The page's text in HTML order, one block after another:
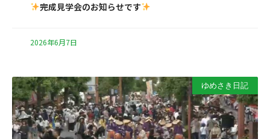
完成見学会のお知らせです
2026年6月7日
ゆめさき日記